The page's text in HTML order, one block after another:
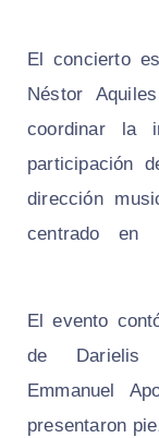
El concierto
Néstor
coordinar la
participación
dirección
centrado en
El evento
de Darielis
Emmanuel
presentaron